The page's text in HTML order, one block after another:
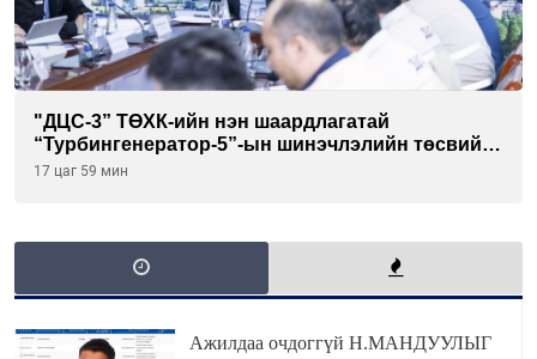
"ДЦС-3” ТӨХК-ийн нэн шаардлагатай
“Турбингенератор-5”-ын шинэчлэлийн төсвийг
шийдвэрлэхээр болов
17 цаг 59 мин
Ажилдаа очдоггүй Н.МАНДУУЛЫГ